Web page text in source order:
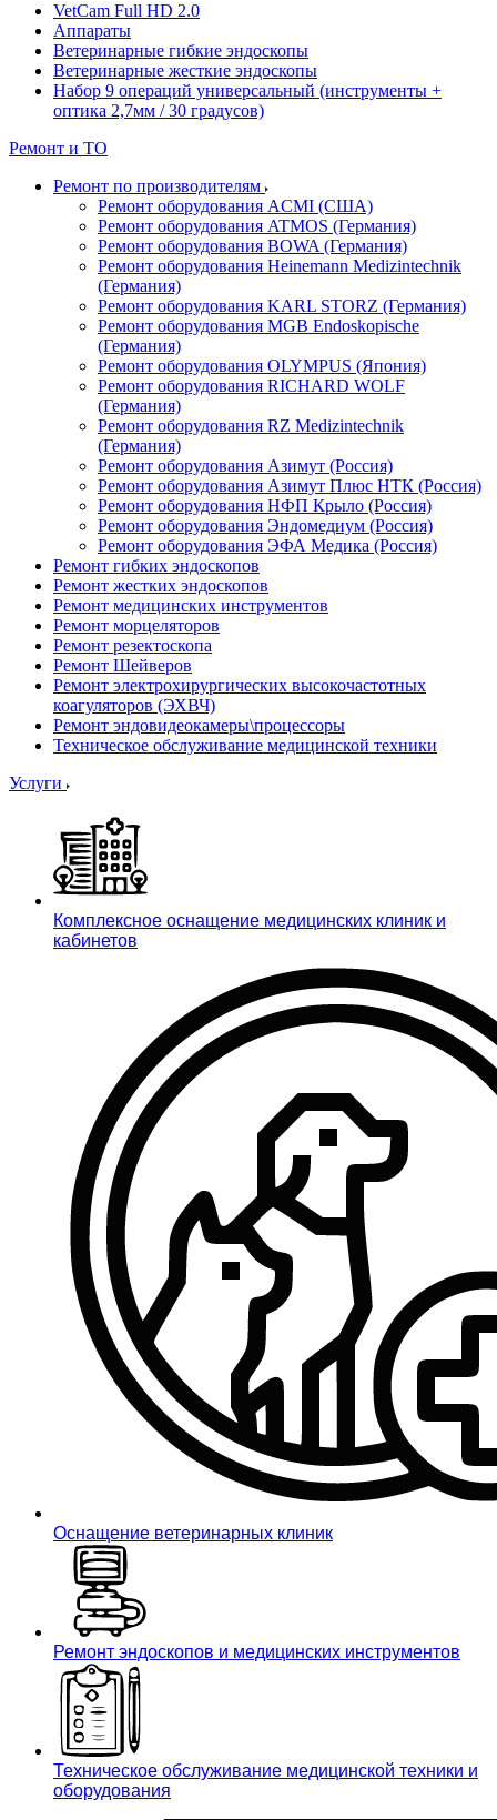
VetCam Full HD 2.0
Аппараты
Ветеринарные гибкие эндоскопы
Ветеринарные жесткие эндоскопы
Набор 9 операций универсальный (инструменты +
оптика 2,7мм / 30 градусов)
Ремонт и ТО
Ремонт по производителям
Ремонт оборудования ACMI (США)
Ремонт оборудования ATMOS (Германия)
Ремонт оборудования BOWA (Германия)
Ремонт оборудования Heinemann Medizintechnik
(Германия)
Ремонт оборудования KARL STORZ (Германия)
Ремонт оборудования MGB Endoskopische
(Германия)
Ремонт оборудования OLYMPUS (Япония)
Ремонт оборудования RICHARD WOLF
(Германия)
Ремонт оборудования RZ Medizintechnik
(Германия)
Ремонт оборудования Азимут (Россия)
Ремонт оборудования Азимут Плюс НТК (Россия)
Ремонт оборудования НФП Крыло (Россия)
Ремонт оборудования Эндомедиум (Россия)
Ремонт оборудования ЭФА Медика (Россия)
Ремонт гибких эндоскопов
Ремонт жестких эндоскопов
Ремонт медицинских инструментов
Ремонт морцеляторов
Ремонт резектоскопа
Ремонт Шейверов
Ремонт электрохирургических высокочастотных
коагуляторов (ЭХВЧ)
Ремонт эндовидеокамеры\процессоры
Техническое обслуживание медицинской техники
Услуги
Комплексное оснащение медицинских клиник и
кабинетов
Оснащение ветеринарных клиник
Ремонт эндоскопов и медицинских инструментов
Техническое обслуживание медицинской техники и
оборудования